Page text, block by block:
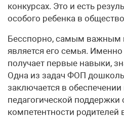
конкурсах. Это и есть
особого ребенка в
Бесспорно, самым важным
является его семья.
получает первые навыки,
Одна из задач ФОП
заключается в обеспечении
педагогической
компетентности родителей